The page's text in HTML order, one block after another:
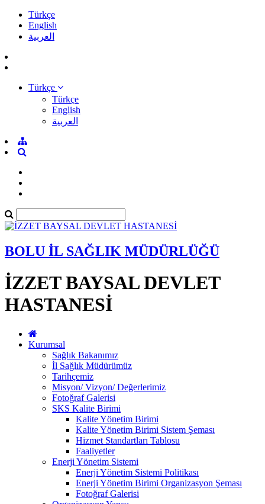
Türkçe
English
العربية
Türkçe
Türkçe
English
العربية
BOLU İL SAĞLIK MÜDÜRLÜĞÜ
İZZET BAYSAL DEVLET
HASTANESİ
Kurumsal
Sağlık Bakanımız
İl Sağlık Müdürümüz
Tarihçemiz
Misyon/ Vizyon/ Değerlerimiz
Fotoğraf Galerisi
SKS Kalite Birimi
Kalite Yönetim Birimi
Kalite Yönetim Birimi Sistem Şeması
Hizmet Standartları Tablosu
Faaliyetler
Enerji Yönetim Sistemi
Enerji Yönetim Sistemi Politikası
Enerji Yönetim Birimi Organizasyon Şeması
Fotoğraf Galerisi